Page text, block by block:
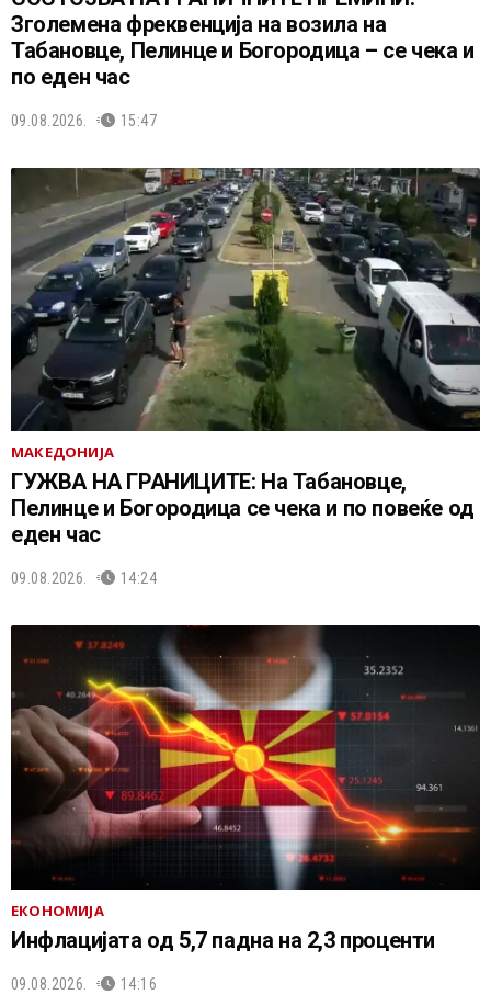
Зголемена фреквенција на возила на
Табановце, Пелинце и Богородица – се чека и
по еден час
09.08.2026. 15:47
МАКЕДОНИЈА
ГУЖВА НА ГРАНИЦИТЕ: На Табановце,
Пелинце и Богородица се чека и по повеќе од
еден час
09.08.2026. 14:24
ЕКОНОМИЈА
Инфлацијата од 5,7 падна на 2,3 проценти
09.08.2026. 14:16